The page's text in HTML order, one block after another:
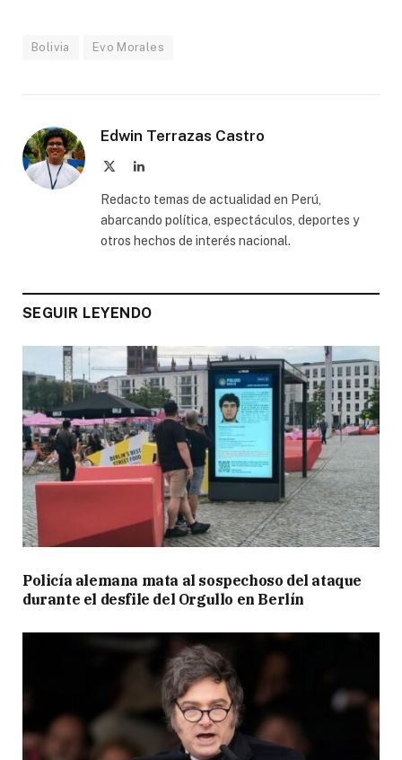
Bolivia Evo Morales
Edwin Terrazas Castro
LinkedIn
Redacto temas de actualidad en Perú,
abarcando política, espectáculos, deportes y
otros hechos de interés nacional.
SEGUIR LEYENDO
Policía alemana mata al sospechoso del ataque
durante el desfile del Orgullo en Berlín